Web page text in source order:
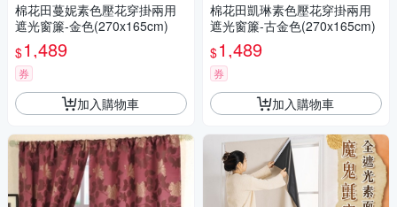
棉花田蔓妮素色壓花穿掛兩用
遮光窗簾-金色(270x165cm)
$1,489
券
加入購物車
棉花田凱琳素色壓花穿掛兩用
遮光窗簾-古金色(270x165cm)
$1,489
券
加入購物車